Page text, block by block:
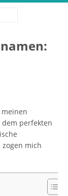
perfekten
zogen mich